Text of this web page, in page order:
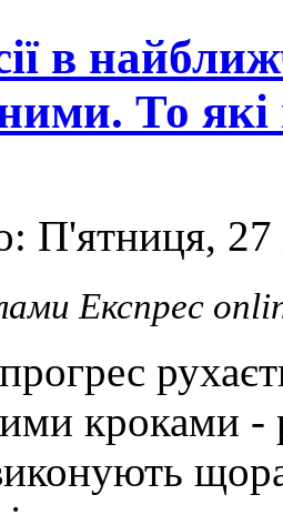
в
То які
П'ятниця,
Експрес
кроками -